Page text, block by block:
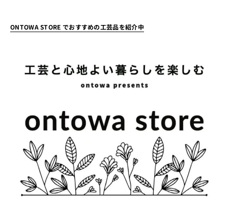
ONTOWA STORE でおすすめの工芸品を紹介中